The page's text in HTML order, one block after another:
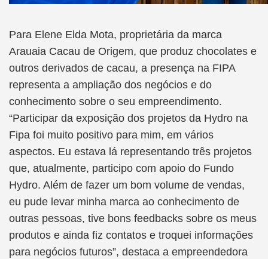
Para Elene Elda Mota, proprietária da marca
Arauaia Cacau de Origem, que produz chocolates e
outros derivados de cacau, a presença na FIPA
representa a ampliação dos negócios e do
conhecimento sobre o seu empreendimento.
“Participar da exposição dos projetos da Hydro na
Fipa foi muito positivo para mim, em vários
aspectos. Eu estava lá representando três projetos
que, atualmente, participo com apoio do Fundo
Hydro. Além de fazer um bom volume de vendas,
eu pude levar minha marca ao conhecimento de
outras pessoas, tive bons feedbacks sobre os meus
produtos e ainda fiz contatos e troquei informações
para negócios futuros”, destaca a empreendedora